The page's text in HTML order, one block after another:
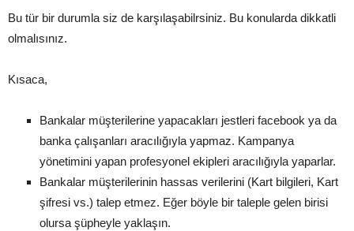
Bu tür bir durumla siz de karşılaşabilrsiniz. Bu konularda dikkatli
olmalısınız.
Kısaca,
Bankalar müşterilerine yapacakları jestleri facebook ya da
banka çalışanları aracılığıyla yapmaz. Kampanya
yönetimini yapan profesyonel ekipleri aracılığıyla yaparlar.
Bankalar müşterilerinin hassas verilerini (Kart bilgileri, Kart
şifresi vs.) talep etmez. Eğer böyle bir taleple gelen birisi
olursa şüpheyle yaklaşın.